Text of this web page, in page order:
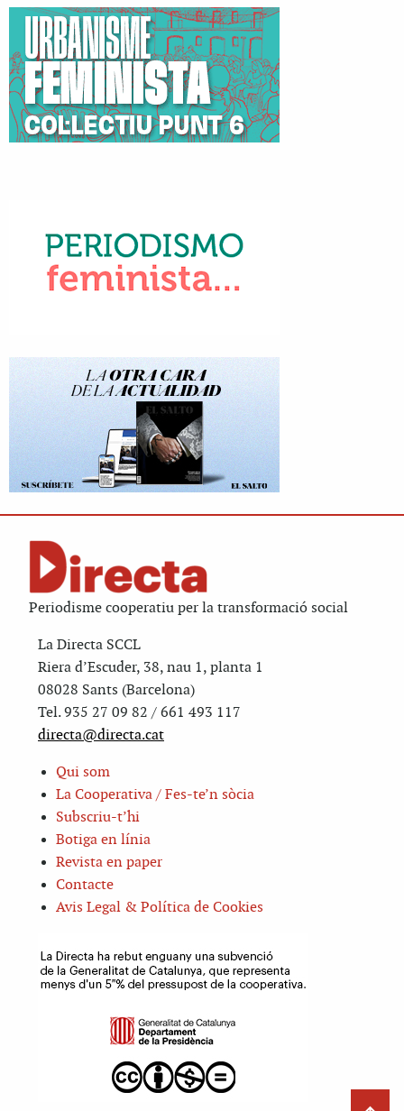
Periodisme cooperatiu per la transformació social
La Directa SCCL
Riera d’Escuder, 38, nau 1, planta 1
08028 Sants (Barcelona)
Tel. 935 27 09 82 / 661 493 117
directa@directa.cat
Qui som
La Cooperativa / Fes-te’n sòcia
Subscriu-t’hi
Botiga en línia
Revista en paper
Contacte
Avis Legal & Política de Cookies